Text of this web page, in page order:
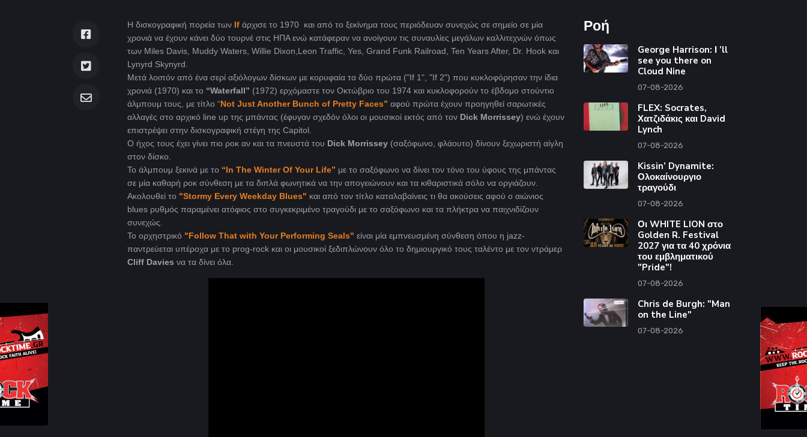
Η δισκογραφική πορεία των If άρχισε το 1970 και από το ξεκίνημα τους περιόδευαν συνεχώς σε σημείο σε μία
χρονιά να έχουν κάνει δύο τουρνέ στις ΗΠΑ ενώ κατάφεραν να ανοίγουν τις συναυλίες μεγάλων καλλιτεχνών όπως
των Miles Davis, Muddy Waters, Willie Dixon,Leon Traffic, Yes, Grand Funk Railroad, Ten Years After, Dr. Hook και
Lynyrd Skynyrd.
Μετά λοιπόν από ένα σερί αξιόλογων δίσκων με κορυφαία τα δύο πρώτα ("Ιf 1", "If 2") που κυκλοφόρησαν την ίδια
χρονιά (1970) και το “Waterfall” (1972) ερχόμαστε τον Οκτώβριο του 1974 και κυκλοφορούν το έβδομο στούντιο
άλμπουμ τους, με τίτλο “Not Just Another Bunch of Pretty Faces” αφού πρώτα έχουν προηγηθεί σαρωτικές
αλλαγές στο αρχικό line up της μπάντας (έφυγαν σχεδόν όλοι οι μουσικοί εκτός από τον Dick Morrissey) ενώ έχουν
επιστρέψει στην δισκογραφική στέγη της Capitol.
O ήχος τους έχει γίνει πιο ροκ αν και τα πνευστά του Dick Morrissey (σαξόφωνο, φλάουτο) δίνουν ξεχωριστή αίγλη
στον δίσκο.
Το άλμπουμ ξεκινά με το “In The WinterOf Your Life” με το σαξόφωνο να δίνει τον τόνο του ύφους της μπάντας
σε μία καθαρή ροκ σύνθεση με τα διπλά φωνητικά να την απογειώνουν και τα κιθαριστικά σόλο να οργιάζουν.
Ακολουθεί το "Stormy Every Weekday Blues" και από τον τίτλο καταλαβαίνεις τι θα ακούσεις αφού ο αιώνιος
blues ρυθμός παραμένει ατόφιος στο συγκεκριμένο τραγούδι με το σαξόφωνο και τα πλήκτρα να παιχνιδίζουν
συνεχώς.
Το ορχηστρικό "Follow That with Your Performing Seals" είναι μία εμπνευσμένη σύνθεση όπου η jazz-
παντρεύεται υπέροχα με το prog-rock και οι μουσικοί ξεδιπλώνουν όλο το δημιουργικό τους ταλέντο με τον ντράμερ
Cliff Davies να τα δίνει όλα.
Ροή
George Harrison: Ι ’ll
see you there on
Cloud Nine
07-08-2026
FLEX: Socrates,
Χατζιδάκις και David
Lynch
07-08-2026
Kissin’ Dynamite:
Ολοκαίνουργιο
τραγούδι
07-08-2026
Οι WHITE LION στο
Golden R. Festival
2027 για τα 40 χρόνια
του εμβληματικού
"Pride"!
07-08-2026
Chris de Burgh: "Man
on the Line"
07-08-2026